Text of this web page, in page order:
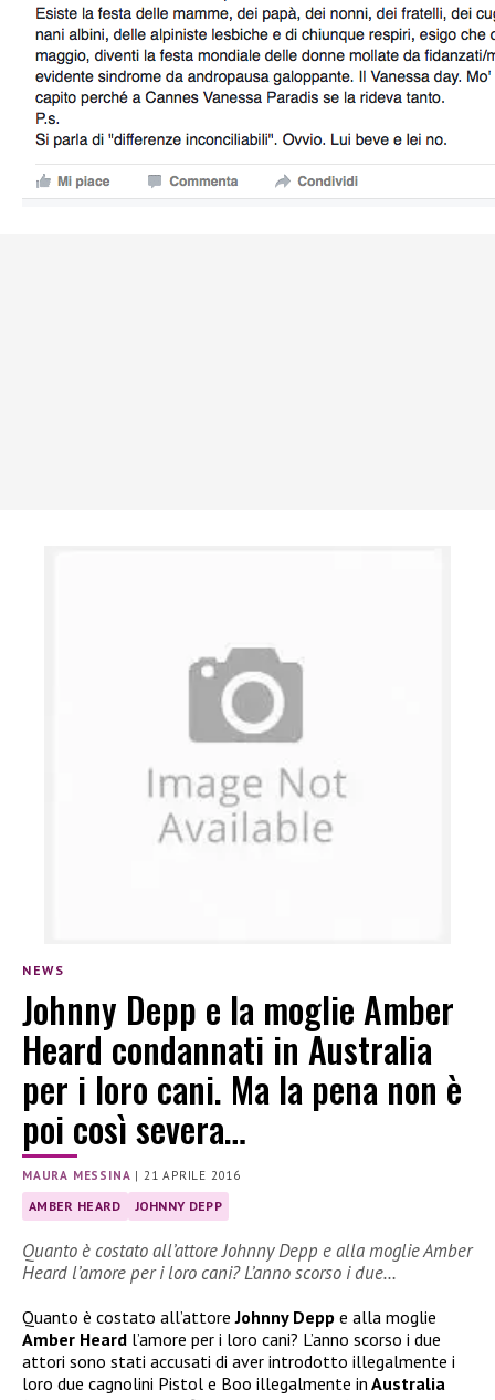
NEWS
Johnny Depp e la moglie Amber
Heard condannati in Australia
per i loro cani. Ma la pena non è
poi così severa…
MAURA MESSINA | 21 APRILE 2016
AMBER HEARD JOHNNY DEPP
Quanto è costato all’attore Johnny Depp e alla moglie Amber
Heard l’amore per i loro cani? L’anno scorso i due…
Quanto è costato all’attoreJohnny Depp e alla moglie
Amber Heard l’amore per i loro cani? L’anno scorso i due
attori sono stati accusati di aver introdotto illegalmente i
loro due cagnolini Pistol e Boo illegalmente in Australia